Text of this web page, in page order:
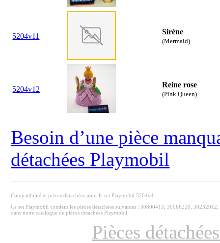
5204v11
Sirène
(Mermaid)
5204v12
Reine rose
(Pink Queen)
Besoin d’une pièce
détachées Playmobil
Compatibilité et pièces détachées pour le set Playmobil 5204v4
Ce set Playmobil contient les pièces détachées suivantes : 30800413, 30066220,
dans notre catalogue de pièces détachées Playmobil.
Pièces